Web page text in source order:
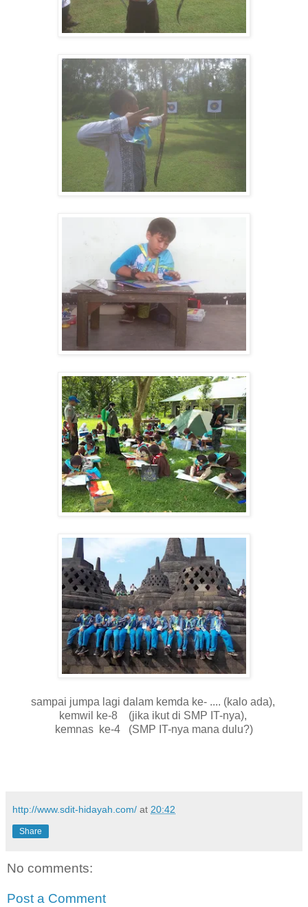
sampai jumpa lagi dalam kemda ke- .... (kalo ada),
kemwil ke-8 (jika ikut di SMP IT-nya),
kemnas ke-4 (SMP IT-nya mana dulu?)
http://www.sdit-hidayah.com/ at 20:42
Share
No comments:
Post a Comment